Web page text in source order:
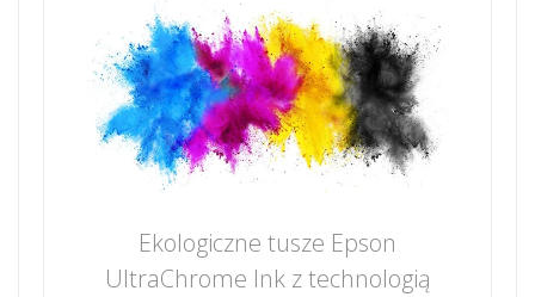
Ekologiczne tusze Epson
UltraChrome Ink z technologią